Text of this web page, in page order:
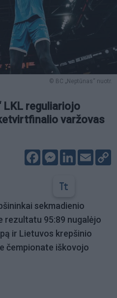
© BC „Neptūnas“ nuotr.
LKL reguliariojo
varžovas
FacebookMessenger
LinkedIn
Email
sekmadienio
rezultatu 95:89 nugalėjo
ir Lietuvos krepšinio
čempionate iškovojo